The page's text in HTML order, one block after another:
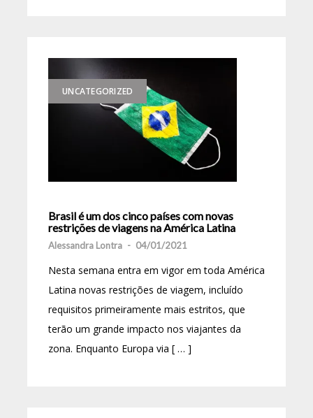
UNCATEGORIZED
Brasil é um dos cinco países com novas
restrições de viagens na América Latina
Alessandra Lontra - 04/01/2021
Nesta semana entra em vigor em toda América
Latina novas restrições de viagem, incluído
requisitos primeiramente mais estritos, que
terão um grande impacto nos viajantes da
zona. Enquanto Europa via [ … ]